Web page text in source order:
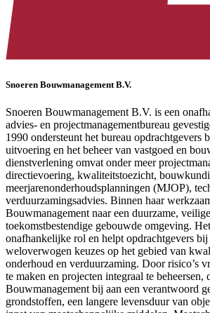
Snoeren Bouwmanagement B.V.
Snoeren Bouwmanagement B.V. is een
advies- en projectmanagementbureau
1990 ondersteunt het bureau opdrachtgevers
uitvoering en het beheer van vastgoed en
dienstverlening omvat onder meer
directievoering, kwaliteitstoezicht,
meerjarenonderhoudsplanningen (MJOP),
verduurzamingsadvies. Binnen haar
Bouwmanagement naar een duurzame,
toekomstbestendige gebouwde omgeving.
onafhankelijke rol en helpt opdrachtgevers bij
weloverwogen keuzes op het gebied van
onderhoud en verduurzaming. Door risico’s
te maken en projecten integraal te beheersen,
Bouwmanagement bij aan een verantwoord
grondstoffen, een langere levensduur van